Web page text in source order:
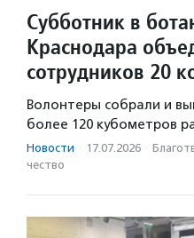
Субботник в
Краснодара
сотрудников 20
Волонтеры собрали и
более 120 кубометров
Новости · 17.07.2026 ·
чест­во